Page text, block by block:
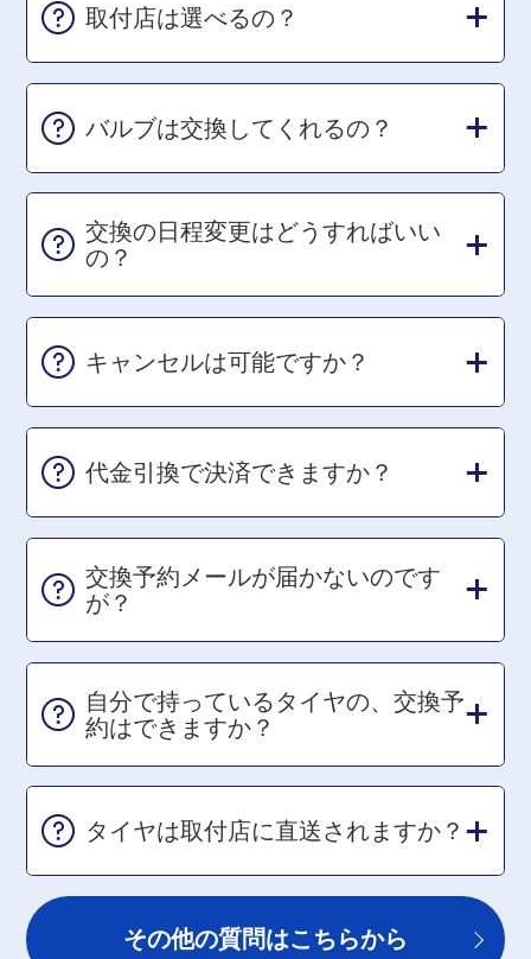
取付店は選べるの？
バルブは交換してくれるの？
交換の日程変更はどうすればいい
の？
キャンセルは可能ですか？
代金引換で決済できますか？
交換予約メールが届かないのです
が？
自分で持っているタイヤの、交換予
約はできますか？
タイヤは取付店に直送されますか？
その他の質問はこちらから